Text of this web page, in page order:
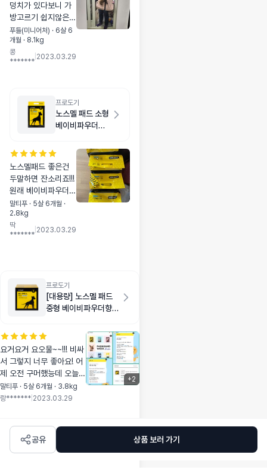
덩치가 있다보니 가
방고르기 쉽지않은
데ᆢ 드디어 찾았네
요~~ 물론 엄마어깨
는 아프지만 ㅋ 바닥
이나 카페 갈수있겠
네요~~
푸들(미니어처) · 6살 6
개월 · 8.1kg
콩
*******
2023.03.29
프로도기
노스멜 패드 소형
베이비파우더향
노스멜패드 좋은건
두말하면 잔소리죠!!!
원래 베이비파우더
냄새를 좋아해서 패
드에서 솔솔 풍겨나
옵니다 도톰해서 몇
ㅎㅎㅎ
말티푸 · 5살 6개월 ·
2.8kg
딱
*******
2023.03.29
프로도기
[대용량] 노스멜 패드
중형 베이비파우더향
요거요거 요오물~~!!! 비싸
서 그렇지 너무 좋아요! 어
제 오전 구머했능데 오늘
오전에 당당히 도착!! 멍냥
보감 스페셜펫테크포인트
드가 충전돼서 너무 좋아요
말티푸 · 5살 6개월 · 3.8kg
랑******* 2023.03.29
+2
공유 상품 보러 가기